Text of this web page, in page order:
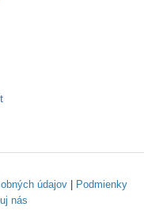
údajov|
Podmienky
nás